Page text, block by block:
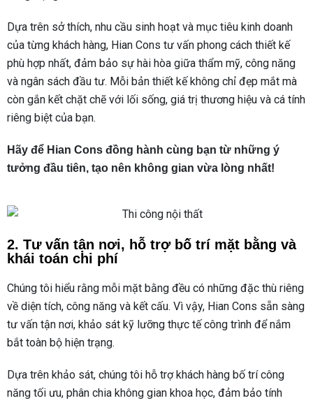
Dựa trên sở thích, nhu cầu sinh hoạt và mục tiêu kinh doanh
của từng khách hàng, Hian Cons tư vấn phong cách thiết kế
phù hợp nhất, đảm bảo sự hài hòa giữa thẩm mỹ, công năng
và ngân sách đầu tư. Mỗi bản thiết kế không chỉ đẹp mắt mà
còn gắn kết chặt chẽ với lối sống, giá trị thương hiệu và cá tính
riêng biệt của bạn.
Hãy để Hian Cons đồng hành cùng bạn từ những ý
tưởng đầu tiên, tạo nên không gian vừa lòng nhất!
2. Tư vấn tận nơi, hỗ trợ bố trí mặt bằng và
khái toán chi phí
Chúng tôi hiểu rằng mỗi mặt bằng đều có những đặc thù riêng
về diện tích, công năng và kết cấu. Vì vậy, Hian Cons sẵn sàng
tư vấn tận nơi, khảo sát kỹ lưỡng thực tế công trình để nắm
bắt toàn bộ hiện trạng.
Dựa trên khảo sát, chúng tôi hỗ trợ khách hàng bố trí công
năng tối ưu, phân chia không gian khoa học, đảm bảo tính